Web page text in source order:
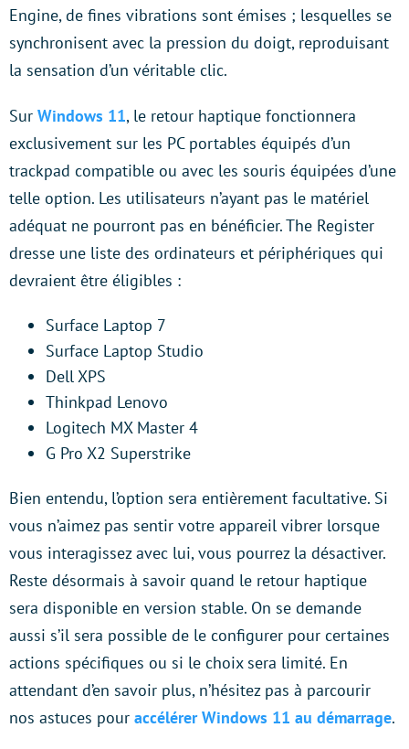
Engine, de fines vibrations sont émises ; lesquelles se
synchronisent avec la pression du doigt, reproduisant
la sensation d’un véritable clic.
Sur Windows 11, le retour haptique fonctionnera
exclusivement sur les PC portables équipés d’un
trackpad compatible ou avec les souris équipées d’une
telle option. Les utilisateurs n’ayant pas le matériel
adéquat ne pourront pas en bénéficier. The Register
dresse une liste des ordinateurs et périphériques qui
devraient être éligibles :
Surface Laptop 7
Surface Laptop Studio
Dell XPS
Thinkpad Lenovo
Logitech MX Master 4
G Pro X2 Superstrike
Bien entendu, l’option sera entièrement facultative. Si
vous n’aimez pas sentir votre appareil vibrer lorsque
vous interagissez avec lui, vous pourrez la désactiver.
Reste désormais à savoir quand le retour haptique
sera disponible en version stable. On se demande
aussi s’il sera possible de le configurer pour certaines
actions spécifiques ou si le choix sera limité. En
attendant d’en savoir plus, n’hésitez pas à parcourir
nos astuces pour accélérer Windows 11 au démarrage.